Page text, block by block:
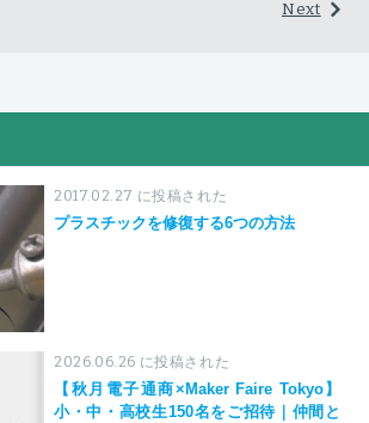
Next
2017.02.27 に投稿された
プラスチックを修復する6つの方法
2026.06.26 に投稿された
【秋月電子通商×Maker Faire Tokyo】
小・中・高校生150名をご招待｜仲間と